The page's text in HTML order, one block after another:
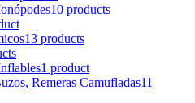
10 products
13 products
1 product
Remeras Camufladas11